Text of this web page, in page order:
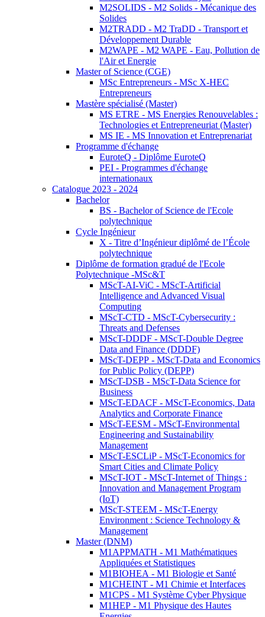
M2SOLIDS - M2 Solids - Mécanique des
Solides
M2TRADD - M2 TraDD - Transport et
Développement Durable
M2WAPE - M2 WAPE - Eau, Pollution de
l'Air et Energie
Master of Science (CGE)
MSc Entrepreneurs - MSc X-HEC
Entrepreneurs
Mastère spécialisé (Master)
MS ETRE - MS Energies Renouvelables :
Technologies et Entrepreneuriat (Master)
MS IE - MS Innovation et Entreprenariat
Programme d'échange
EuroteQ - Diplôme EuroteQ
PEI - Programmes d'échange
internationaux
Catalogue 2023 - 2024
Bachelor
BS - Bachelor of Science de l'Ecole
polytechnique
Cycle Ingénieur
X - Titre d’Ingénieur diplômé de l’École
polytechnique
Diplôme de formation gradué de l'Ecole
Polytechnique -MSc&T
MScT-AI-ViC - MScT-Artificial
Intelligence and Advanced Visual
Computing
MScT-CTD - MScT-Cybersecurity :
Threats and Defenses
MScT-DDDF - MScT-Double Degree
Data and Finance (DDDF)
MScT-DEPP - MScT-Data and Economics
for Public Policy (DEPP)
MScT-DSB - MScT-Data Science for
Business
MScT-EDACF - MScT-Economics, Data
Analytics and Corporate Finance
MScT-EESM - MScT-Environmental
Engineering and Sustainability
Management
MScT-ESCLiP - MScT-Economics for
Smart Cities and Climate Policy
MScT-IOT - MScT-Internet of Things :
Innovation and Management Program
(IoT)
MScT-STEEM - MScT-Energy
Environment : Science Technology &
Management
Master (DNM)
M1APPMATH - M1 Mathématiques
Appliquées et Statistiques
M1BIOHEA - M1 Biologie et Santé
M1CHEINT - M1 Chimie et Interfaces
M1CPS - M1 Système Cyber Physique
M1HEP - M1 Physique des Hautes